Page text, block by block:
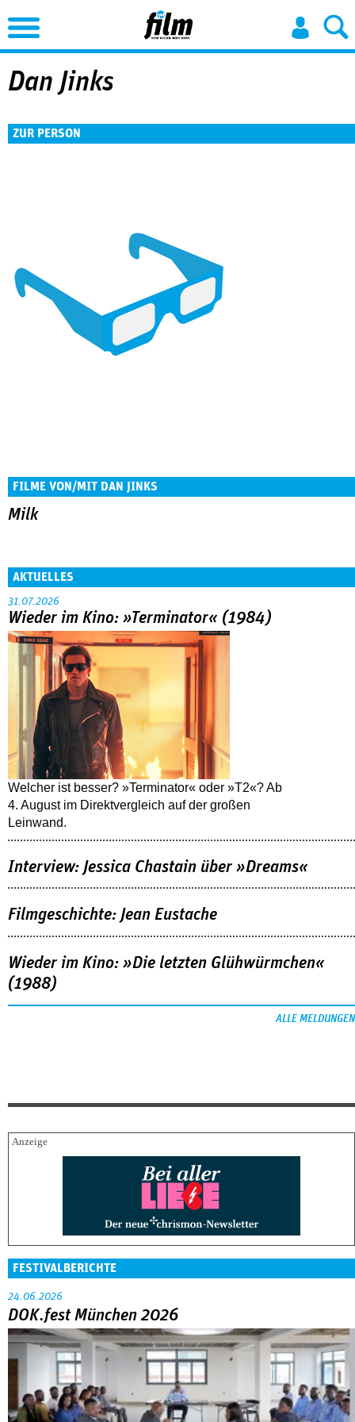
Jump to Navigation
Dan Jinks
ZUR PERSON
FILME VON/MIT DAN JINKS
Milk
AKTUELLES
31.07.2026
Wieder im Kino: »Terminator« (1984)
Welcher ist besser? »Terminator« oder »T2«? Ab
4. August im Direktvergleich auf der großen
Leinwand.
Interview: Jessica Chastain über »Dreams«
Filmgeschichte: Jean Eustache
Wieder im Kino: »Die letzten Glühwürmchen«
(1988)
ALLE MELDUNGEN
FESTIVALBERICHTE
24.06.2026
DOK.fest München 2026